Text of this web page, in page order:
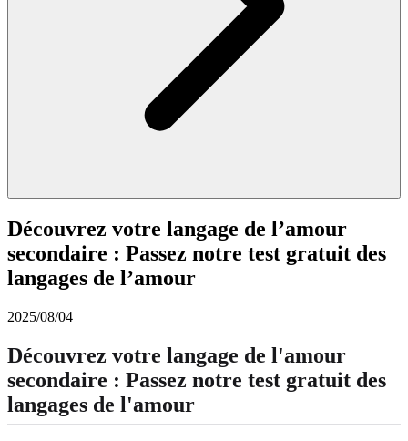
Découvrez votre langage de l’amour
secondaire : Passez notre test gratuit des
langages de l’amour
2025/08/04
Découvrez votre langage de l'amour
secondaire : Passez notre test gratuit des
langages de l'amour